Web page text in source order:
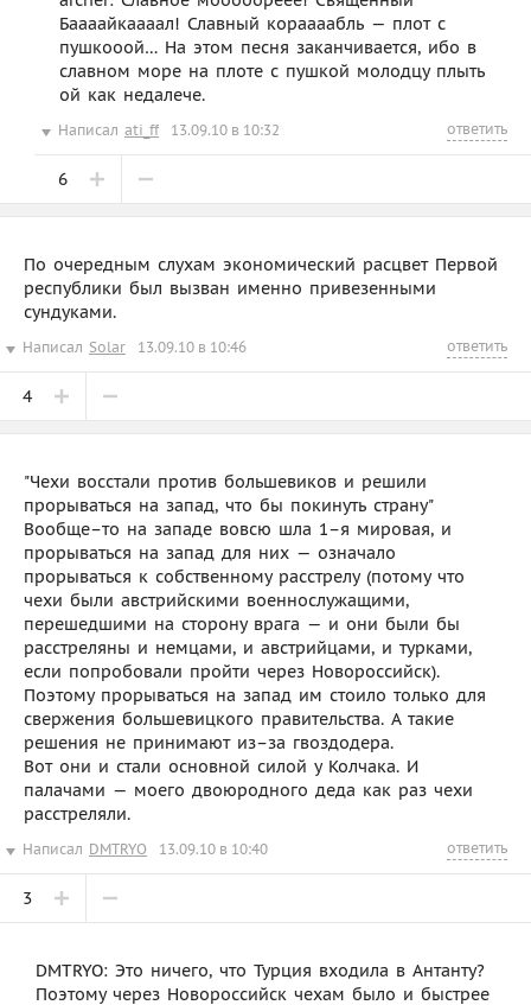
Баааайкаааал! Славный кораааабль — плот с
пушкооой… На этом песня заканчивается, ибо в
славном море на плоте с пушкой молодцу плыть
ой как недалече.
Написал ati_ff 13.09.10 в 10:32 ответить
6
По очередным слухам экономический расцвет Первой
республики был вызван именно привезенными
сундуками.
Написал Solar 13.09.10 в 10:46 ответить
4
"Чехи восстали против большевиков и решили
прорываться на запад, что бы покинуть страну"
Вообще–то на западе вовсю шла 1–я мировая, и
прорываться на запад для них — означало
прорываться к собственному расстрелу (потому что
чехи были австрийскими военнослужащими,
перешедшими на сторону врага — и они были бы
расстреляны и немцами, и австрийцами, и турками,
если попробовали пройти через Новороссийск).
Поэтому прорываться на запад им стоило только для
свержения большевицкого правительства. А такие
решения не принимают из–за гвоздодера.
Вот они и стали основной силой у Колчака. И
палачами — моего двоюродного деда как раз чехи
расстреляли.
Написал DMTRYO 13.09.10 в 10:40 ответить
3
DMTRYO: Это ничего, что Турция входила в Антанту?
Поэтому через Новороссийск чехам было и быстрее